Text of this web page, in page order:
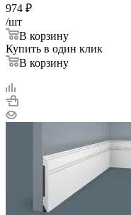
974 ₽
/шт
В корзину
Купить в один клик
В корзину